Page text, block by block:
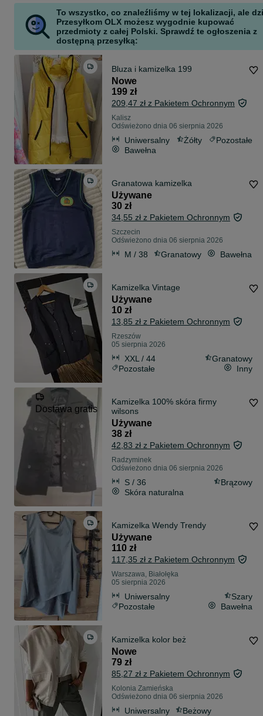
To wszystko, co znaleźliśmy w tej lokalizacji, ale
Przesyłkom OLX możesz wygodnie kupować
przedmioty z całej Polski. Sprawdź te ogłoszenia z
dostępną przesyłką:
Bluza i kamizelka 199
Nowe
199 zł
209,47 zł z Pakietem Ochronnym
Kalisz
Odświeżono dnia 06 sierpnia 2026
Uniwersalny Żółty
Pozostałe
Bawełna
Granatowa kamizelka
Używane
30 zł
34,55 zł z Pakietem Ochronnym
Szczecin
Odświeżono dnia 06 sierpnia 2026
M / 38 Granatowy Bawełna
Kamizelka Vintage
Używane
10 zł
13,85 zł z Pakietem Ochronnym
Rzeszów
05 sierpnia 2026
XXL / 44
Granatowy
Pozostałe
Inny
Dostawa gratis
Kamizelka 100% skóra firmy
wilsons
Używane
38 zł
42,83 zł z Pakietem Ochronnym
Radzyminek
Odświeżono dnia 06 sierpnia 2026
S / 36
Brązowy
Skóra naturalna
Kamizelka Wendy Trendy
Używane
110 zł
117,35 zł z Pakietem Ochronnym
Warszawa, Białołęka
05 sierpnia 2026
Uniwersalny
Szary
Pozostałe
Bawełna
Kamizelka kolor beż
Nowe
79 zł
85,27 zł z Pakietem Ochronnym
Kolonia Zamieńska
Odświeżono dnia 06 sierpnia 2026
Uniwersalny Beżowy